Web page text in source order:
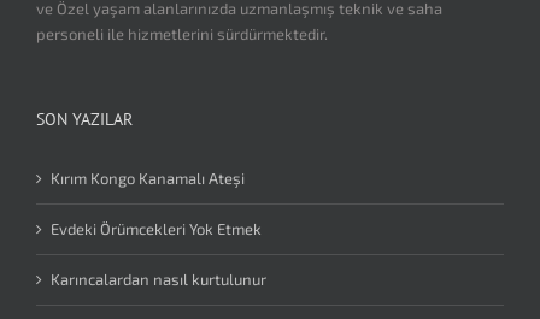
ve Özel yaşam alanlarınızda uzmanlaşmış teknik ve saha
personeli ile hizmetlerini sürdürmektedir.
SON YAZILAR
Kırım Kongo Kanamalı Ateşi
Evdeki Örümcekleri Yok Etmek
Karıncalardan nasıl kurtulunur